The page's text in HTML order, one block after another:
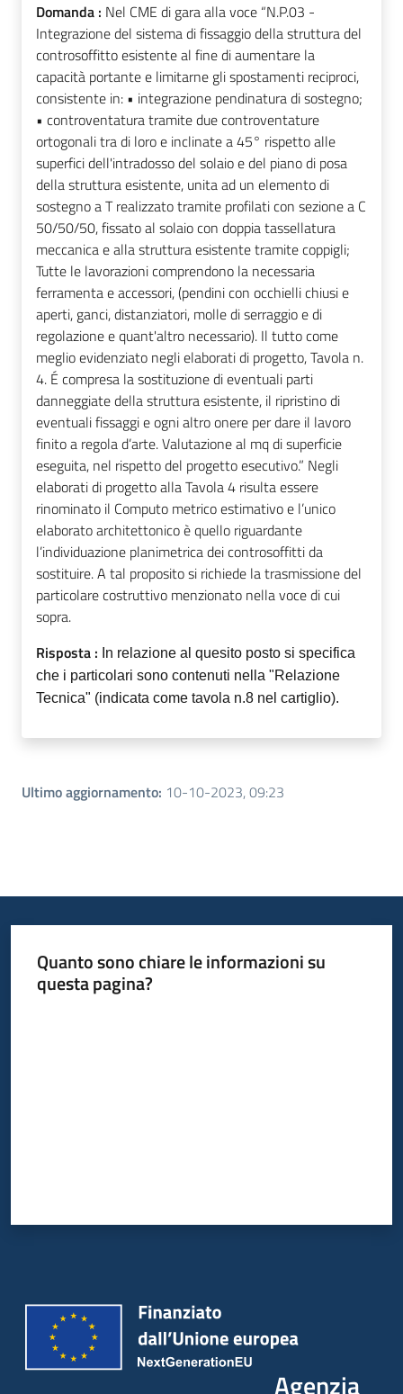
Domanda : Nel CME di gara alla voce “N.P.03 -
Integrazione del sistema di fissaggio della struttura del
controsoffitto esistente al fine di aumentare la
capacità portante e limitarne gli spostamenti reciproci,
consistente in: • integrazione pendinatura di sostegno;
• controventatura tramite due controventature
ortogonali tra di loro e inclinate a 45° rispetto alle
superfici dell'intradosso del solaio e del piano di posa
della struttura esistente, unita ad un elemento di
sostegno a T realizzato tramite profilati con sezione a C
50/50/50, fissato al solaio con doppia tassellatura
meccanica e alla struttura esistente tramite coppigli;
Tutte le lavorazioni comprendono la necessaria
ferramenta e accessori, (pendini con occhielli chiusi e
aperti, ganci, distanziatori, molle di serraggio e di
regolazione e quant'altro necessario). Il tutto come
meglio evidenziato negli elaborati di progetto, Tavola n.
4. É compresa la sostituzione di eventuali parti
danneggiate della struttura esistente, il ripristino di
eventuali fissaggi e ogni altro onere per dare il lavoro
finito a regola d’arte. Valutazione al mq di superficie
eseguita, nel rispetto del progetto esecutivo.” Negli
elaborati di progetto alla Tavola 4 risulta essere
rinominato il Computo metrico estimativo e l’unico
elaborato architettonico è quello riguardante
l’individuazione planimetrica dei controsoffitti da
sostituire. A tal proposito si richiede la trasmissione del
particolare costruttivo menzionato nella voce di cui
sopra.
Risposta : In relazione al quesito posto si specifica
che i particolari sono contenuti nella "Relazione
Tecnica" (indicata come tavola n.8 nel cartiglio).
Ultimo aggiornamento: 10-10-2023, 09:23
Quanto sono chiare le informazioni su
questa pagina?
Agenzia